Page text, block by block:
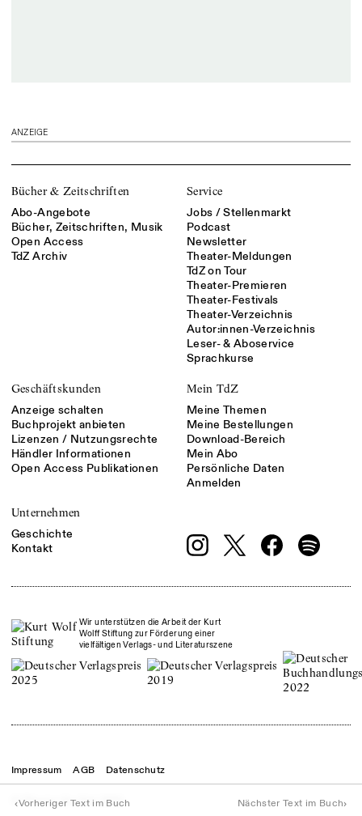
‹Vorheriger Text im Buch Nächster Text im Buch›
ANZEIGE
Bücher & Zeitschriften
Abo-Angebote
Bücher, Zeitschriften, Musik
Open Access
TdZ Archiv
Service
Jobs / Stellenmarkt
Podcast
Newsletter
Theater-Meldungen
TdZ on Tour
Theater-Premieren
Theater-Festivals
Theater-Verzeichnis
Autor:innen-Verzeichnis
Leser- & Aboservice
Sprachkurse
Geschäftskunden
Anzeige schalten
Buchprojekt anbieten
Lizenzen / Nutzungsrechte
Händler Informationen
Open Access Publikationen
Mein TdZ
Meine Themen
Meine Bestellungen
Download-Bereich
Mein Abo
Persönliche Daten
Anmelden
Unternehmen
Geschichte
Kontakt
Wir unterstützen die Arbeit der Kurt
Wolff Stiftung zur Förderung einer
vielfältigen Verlags- und Literaturszene
© Theater der Zeit2026
Impressum AGB Datenschutz